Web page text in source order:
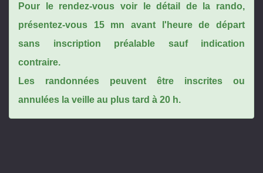
Pour le rendez-vous voir le détail de la rando,
présentez-vous 15 mn avant l'heure de départ
sans inscription préalable sauf indication
contraire.
Les randonnées peuvent être inscrites ou
annulées la veille au plus tard à 20 h.